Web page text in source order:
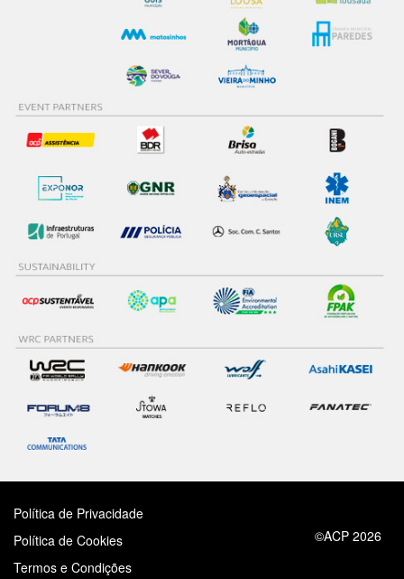
Política de Privacidade
Política de Cookies
Termos e Condições
©ACP 2026